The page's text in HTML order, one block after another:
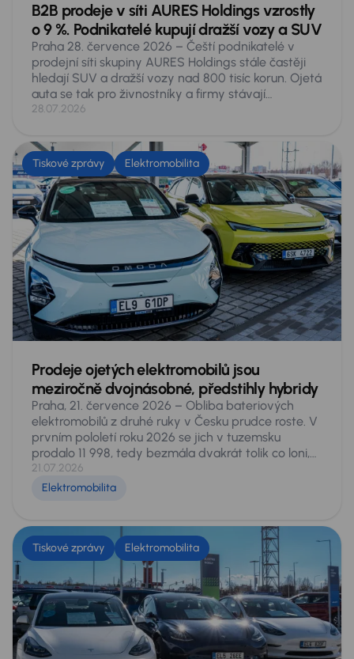
B2B prodeje v síti AURES Holdings vzrostly
o 9 %. Podnikatelé kupují dražší vozy a SUV
Praha 28. července 2026 – Čeští podnikatelé v
prodejní síti skupiny AURES Holdings stále častěji
hledají SUV a dražší vozy nad 800 tisíc korun. Ojetá
auta se tak pro živnostníky a firmy stávají
plnohodnotnou alternativou k novým. V prvním
4 310 vozů, meziročně o 359 aut víc, tedy o 9
procent. SUV tvořila o pětinu víc než loni, zatímco
kombi se prodalo o 3 procenta méně. Nejrychleji
rostla dražší auta: v rozmezí 800 až 999 tisíc korun
se prodalo o 29 procent více aut a nad milion o 23
procent. Nejprodávanějším přesto zůstává Škoda
Octavia.
28.07.2026
Tiskové zprávy Elektromobilita
Prodeje ojetých elektromobilů jsou
meziročně dvojnásobné, předstihly hybridy
Praha, 21. července 2026 – Obliba bateriových
elektromobilů z druhé ruky v Česku prudce roste. V
prvním pololetí roku 2026 se jich v tuzemsku
prodalo 11 998, tedy bezmála dvakrát tolik co loni,
kdy za stejné období našlo nového majitele 6 051
vozů. Podíl elektromobilů na celém sekundárním
hybridů dohromady. Vyplývá to z analýzy dat
pokrývajících celý český sekundární trh, provedené
experty AURES Holdings, provozovatele sítí
autocenter AAA AUTO a Mototechna. Také v nich
zaznamenali letos na domácím trhu více než
dvojnásobné prodeje.
21.07.2026
Elektromobilita
Tiskové zprávy Elektromobilita